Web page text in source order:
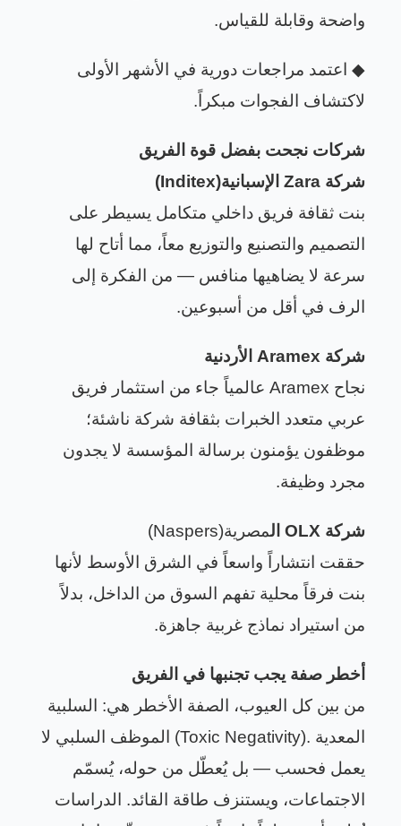
واضحة وقابلة للقياس.
◆ اعتمد مراجعات دورية في الأشهر الأولى
لاكتشاف الفجوات مبكراً .
شركات نجحت بفضل قوة الفريق
شركة Zara الإسبانية(Inditex)
بنت ثقافة فريق داخلي متكامل يسيطر على
التصميم والتصنيع والتوزيع معاً، مما أتاح لها
سرعة لا يضاهيها منافس — من الفكرة إلى
الرف في أقل من أسبوعين.
شركة Aramex الأردنية
نجاح Aramex عالمياً جاء من استثمار فريق
عربي متعدد الخبرات بثقافة شركة ناشئة؛
موظفون يؤمنون برسالة المؤسسة لا يجدون
مجرد وظيفة.
شركة OLX المصرية(Naspers)
حققت انتشاراً واسعاً في الشرق الأوسط لأنها
بنت فرقاً محلية تفهم السوق من الداخل، بدلاً
من استيراد نماذج غربية جاهزة.
أخطر صفة يجب تجنبها في الفريق
من بين كل العيوب، الصفة الأخطر هي: السلبية
المعدية (Toxic Negativity).
الموظف السلبي لا
يعمل فحسب — بل يُعطّل من حوله، يُسمّم
الاجتماعات، ويستنزف طاقة القائد. الدراسات